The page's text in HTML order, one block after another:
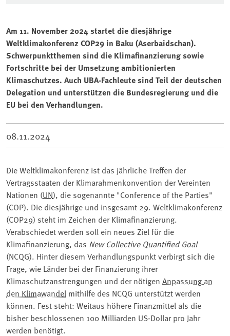
Am 11. November 2024 startet die diesjährige
Weltklimakonferenz COP29 in Baku (Aserbaidschan).
Schwerpunktthemen sind die Klimafinanzierung sowie
Fortschritte bei der Umsetzung ambitionierten
Klimaschutzes. Auch UBA-Fachleute sind Teil der deutschen
Delegation und unterstützen die Bundesregierung und die
EU bei den Verhandlungen.
08.11.2024
Die Weltklimakonferenz ist das jährliche Treffen der
Vertragsstaaten der Klimarahmenkonvention der Vereinten
Nationen (UN), die sogenannte "Conference of the Parties"
(COP). Die diesjährige und insgesamt 29. Weltklimakonferenz
(COP29) steht im Zeichen der Klimafinanzierung.
Verabschiedet werden soll ein neues Ziel für die
Klimafinanzierung, das New Collective Quantified Goal
(NCQG). Hinter diesem Verhandlungspunkt verbirgt sich die
Frage, wie Länder bei der Finanzierung ihrer
Klimaschutzanstrengungen und der nötigen Anpassung an
den Klimawandel mithilfe des NCQG unterstützt werden
können. Fest steht: Weitaus höhere Finanzmittel als die
bisher beschlossenen 100 Milliarden US-Dollar pro Jahr
werden benötigt.